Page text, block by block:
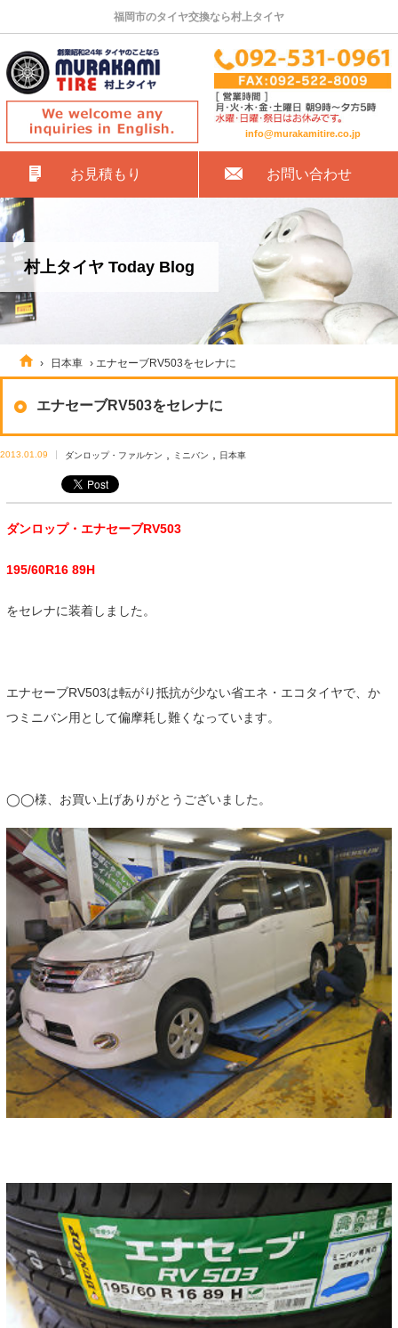
福岡市のタイヤ交換なら村上タイヤ
info@murakamitire.co.jp
お見積もり お問い合わせ
村上タイヤ Today Blog
› 日本車 › エナセーブRV503をセレナに
エナセーブRV503をセレナに
2013.01.09 ダンロップ・ファルケン ミニバン 日本車
ダンロップ・エナセーブRV503
195/60R16 89H
をセレナに装着しました。
エナセーブRV503は転がり抵抗が少ない省エネ・エコタイヤで、か
つミニバン用として偏摩耗し難くなっています。
◯◯様、お買い上げありがとうございました。